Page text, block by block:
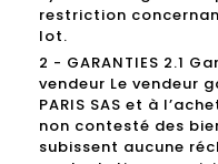
restriction
lot.
2 - GARANTIES 2.1
vendeur Le vendeur
PARIS SAS et à
non contesté des
subissent aucune